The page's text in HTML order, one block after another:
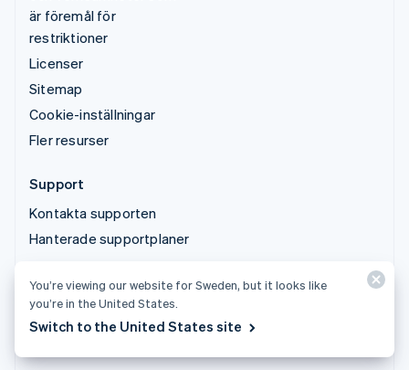
är föremål för
restriktioner
Licenser
Sitemap
Cookie-inställningar
Fler resurser
Support
Kontakta supporten
Hanterade supportplaner
© 2026 Stripe, LLC
You’re viewing our website for Sweden, but it looks like
you’re in the United States.
Switch to the United States site